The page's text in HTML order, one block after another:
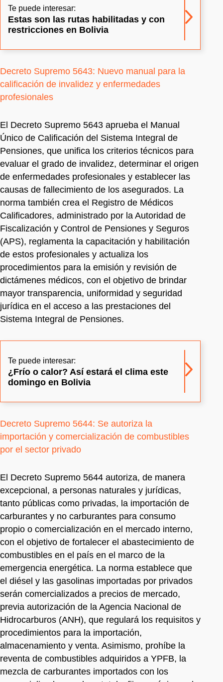
Te puede interesar:
Estas son las rutas habilitadas y con
restricciones en Bolivia
Decreto Supremo 5643: Nuevo manual para la
calificación de invalidez y enfermedades
profesionales
El Decreto Supremo 5643 aprueba el Manual
Único de Calificación del Sistema Integral de
Pensiones, que unifica los criterios técnicos para
evaluar el grado de invalidez, determinar el origen
de enfermedades profesionales y establecer las
causas de fallecimiento de los asegurados. La
norma también crea el Registro de Médicos
Calificadores, administrado por la Autoridad de
Fiscalización y Control de Pensiones y Seguros
(APS), reglamenta la capacitación y habilitación
de estos profesionales y actualiza los
procedimientos para la emisión y revisión de
dictámenes médicos, con el objetivo de brindar
mayor transparencia, uniformidad y seguridad
jurídica en el acceso a las prestaciones del
Sistema Integral de Pensiones.
Te puede interesar:
¿Frío o calor? Así estará el clima este
domingo en Bolivia
Decreto Supremo 5644: Se autoriza la
importación y comercialización de combustibles
por el sector privado
El Decreto Supremo 5644 autoriza, de manera
excepcional, a personas naturales y jurídicas,
tanto públicas como privadas, la importación de
carburantes y no carburantes para consumo
propio o comercialización en el mercado interno,
con el objetivo de fortalecer el abastecimiento de
combustibles en el país en el marco de la
emergencia energética. La norma establece que
el diésel y las gasolinas importadas por privados
serán comercializados a precios de mercado,
previa autorización de la Agencia Nacional de
Hidrocarburos (ANH), que regulará los requisitos y
procedimientos para la importación,
almacenamiento y venta. Asimismo, prohíbe la
reventa de combustibles adquiridos a YPFB, la
mezcla de carburantes importados con los